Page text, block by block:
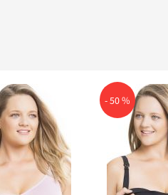
- 50 %